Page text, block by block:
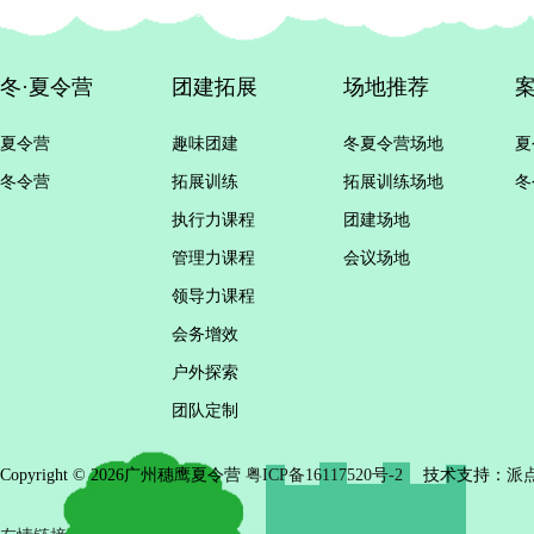
冬·夏令营
夏令营
冬令营
团建拓展
趣味团建
拓展训练
执行力课程
管理力课程
领导力课程
会务增效
户外探索
团队定制
场地推荐
冬夏令营场地
拓展训练场地
团建场地
会议场地
Copyright © 2026广州穗鹰夏令营 粤ICP备16117520号-2 技术支持：派